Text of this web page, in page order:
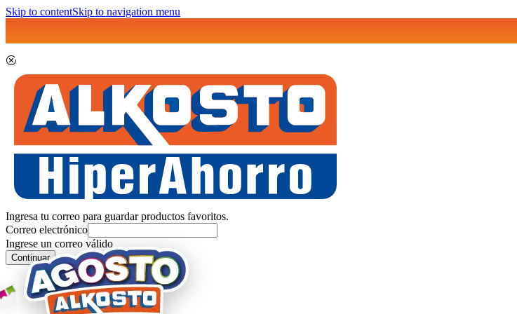
Skip to contentSkip to navigation menu
Ingresa tu correo para guardar productos favoritos.
Correo electrónico
Ingrese un correo válido
Continuar